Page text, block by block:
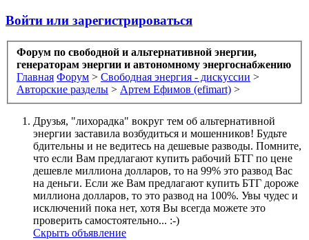
Войти или зарегистрироваться
Форум по свободной и альтернативной энергии,
генераторам энергии и автономному энергоснабжению
Главная Форум > Свободная энергия - дискуссии >
Авторские разделы > Артем Ефимов (efimart) >
Друзья, "лихорадка" вокруг тем об альтернативной
энергии заставила возбудиться и мошенников! Будьте
бдительны и не ведитесь на дешевые разводы. Помните,
что если Вам предлагают купить рабочий БТГ по цене
дешевле миллиона долларов, то на 99% это развод Вас
на деньги. Если же Вам предлагают купить БТГ дороже
миллиона долларов, то это развод на 100%. Увы чудес и
исключений пока нет, хотя Вы всегда можете это
проверить самостоятельно... :-)
Скрыть объявление